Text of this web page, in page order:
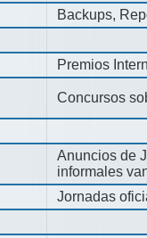
Backups,
Premios
Concursos
Anuncios de
informales
Jornadas